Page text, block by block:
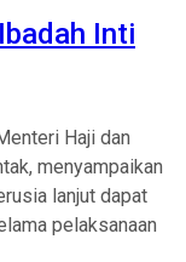
Inti
Haji dan
menyampaikan
lanjut dapat
pelaksanaan